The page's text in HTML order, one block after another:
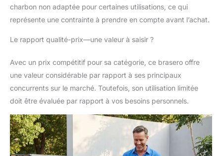
cm) offre également un
grand espace de
combustible, pour des
SÉCURITÉ: Foyer
Barbecue équipé d'un
couvercle en maille à
poignée rondeet le
maille peut non
seulement empêcher
les étincelles et la
saleté, mais également
charbon non adaptée pour certaines utilisations, ce qui
représente une contrainte à prendre en compte avant l’achat.
Le rapport qualité-prix—une valeur à saisir ?
Avec un prix compétitif pour sa catégorie, ce brasero offre
une valeur considérable par rapport à ses principaux
concurrents sur le marché. Toutefois, son utilisation limitée
doit être évaluée par rapport à vos besoins personnels.